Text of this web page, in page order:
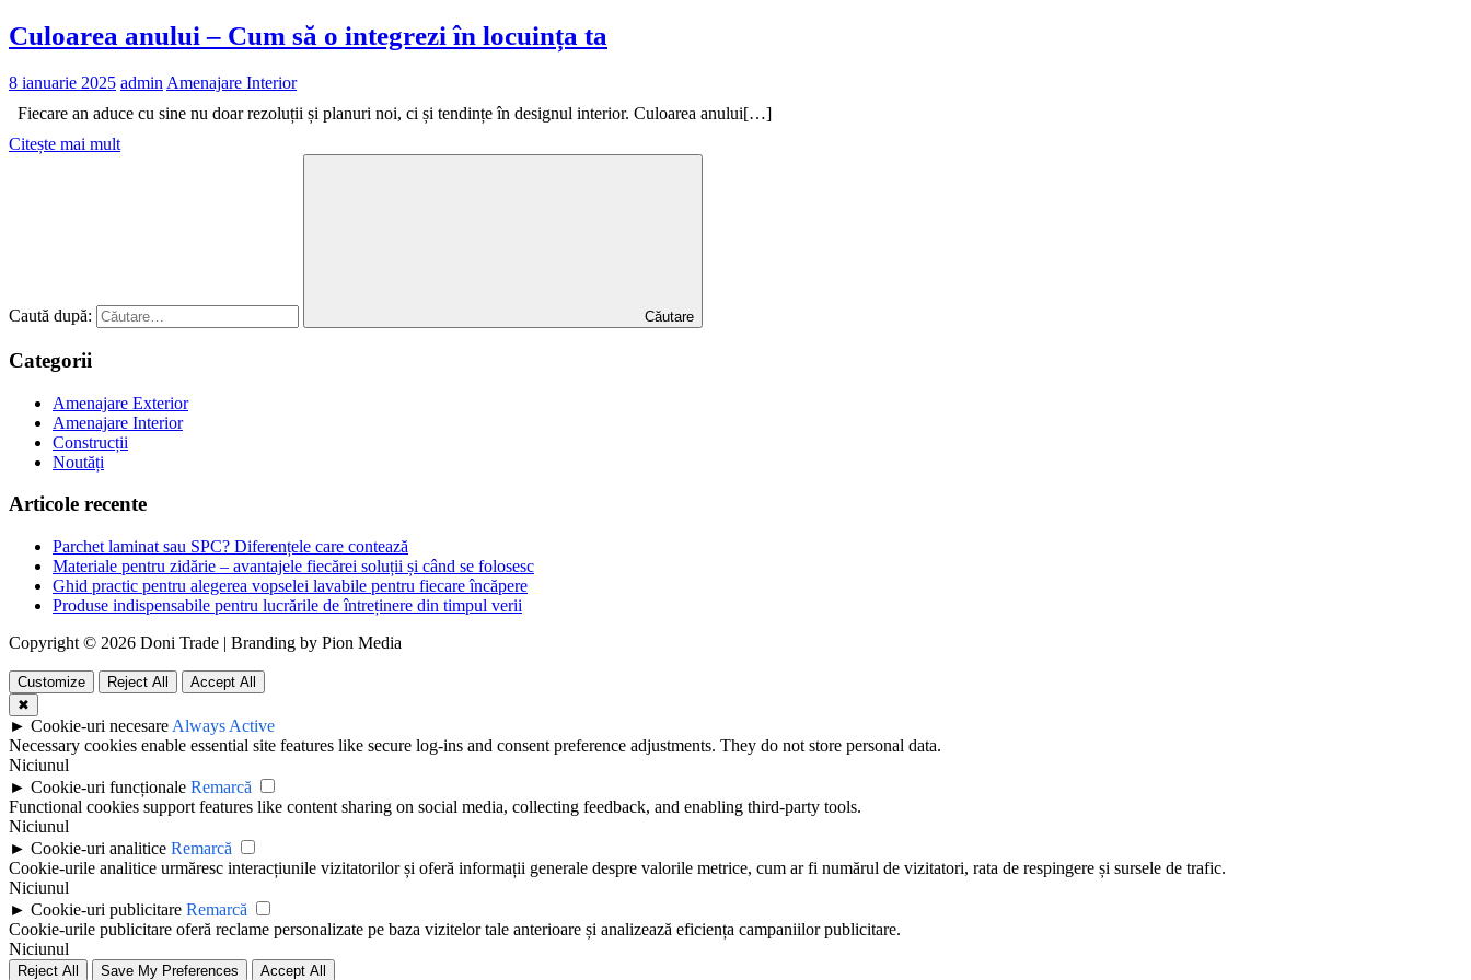
Culoarea anului – Cum să o integrezi în locuința ta
8 ianuarie 2025 admin Amenajare Interior
Fiecare an aduce cu sine nu doar rezoluții și planuri noi, ci și tendințe în designul interior. Culoarea anului[…]
Citește mai mult
Caută după: Căutare
Categorii
Amenajare Exterior
Amenajare Interior
Construcții
Noutăți
Articole recente
Parchet laminat sau SPC? Diferențele care contează
Materiale pentru zidărie – avantajele fiecărei soluții și când se folosesc
Ghid practic pentru alegerea vopselei lavabile pentru fiecare încăpere
Produse indispensabile pentru lucrările de întreținere din timpul verii
Copyright © 2026 Doni Trade | Branding by Pion Media
Customize Reject All
Accept All
✖
► Cookie-uri necesare Always Active
Necessary cookies enable essential site features like secure log-ins and consent preference adjustments. They do not store personal data.
Niciunul
► Cookie-uri funcționale Remarcă
Functional cookies support features like content sharing on social media, collecting feedback, and enabling third-party tools.
Niciunul
► Cookie-uri analitice Remarcă
Cookie-urile analitice urmăresc interacțiunile vizitatorilor și oferă informații generale despre valorile metrice, cum ar fi numărul de vizitatori, rata de respingere și sursele de trafic.
Niciunul
► Cookie-uri publicitare Remarcă
Cookie-urile publicitare oferă reclame personalizate pe baza vizitelor tale anterioare și analizează eficiența campaniilor publicitare.
Niciunul
Reject All Save My Preferences Accept All